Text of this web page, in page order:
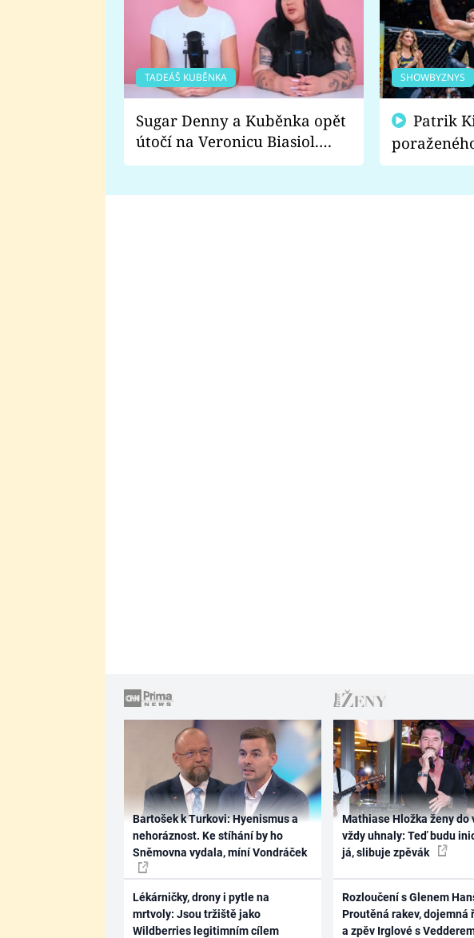
TADEÁŠ KUBĚNKA
Sugar Denny a Kuběnka opět
útočí na Veronicu Biasiol.
Proč je podle nich falešná a
SHOWBYZNYS
fanoušci
Bartošek k Turkovi: Hyenismus a
nehoráznost. Ke stíhání by ho
Sněmovna vydala, míní Vondráček
Lékárničky, drony i pytle na
mrtvoly: Jsou tržiště jako
Wildberries legitimním cílem
Mathiase Hložka ženy do
vždy uhnaly: Teď budu
já, slibuje zpěvák
Rozloučení s Glenem
Proutěná rakev, dojemná
a zpěv Irglové s